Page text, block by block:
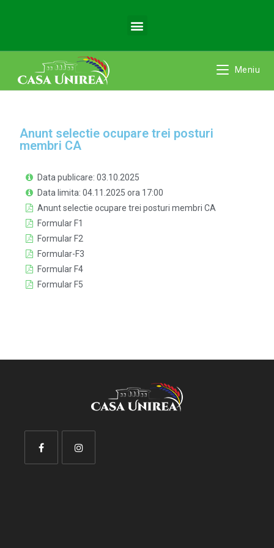
Meniu
Anunt selectie ocupare trei posturi
membri CA
Data publicare: 03.10.2025
Data limita: 04.11.2025 ora 17:00
Anunt selectie ocupare trei posturi membri CA
Formular F1
Formular F2
Formular-F3
Formular F4
Formular F5